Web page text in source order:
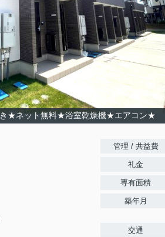
★ネット無料★浴室乾燥機★エアコン★
管理 / 共益費
礼金
専有面積
築年月
交通